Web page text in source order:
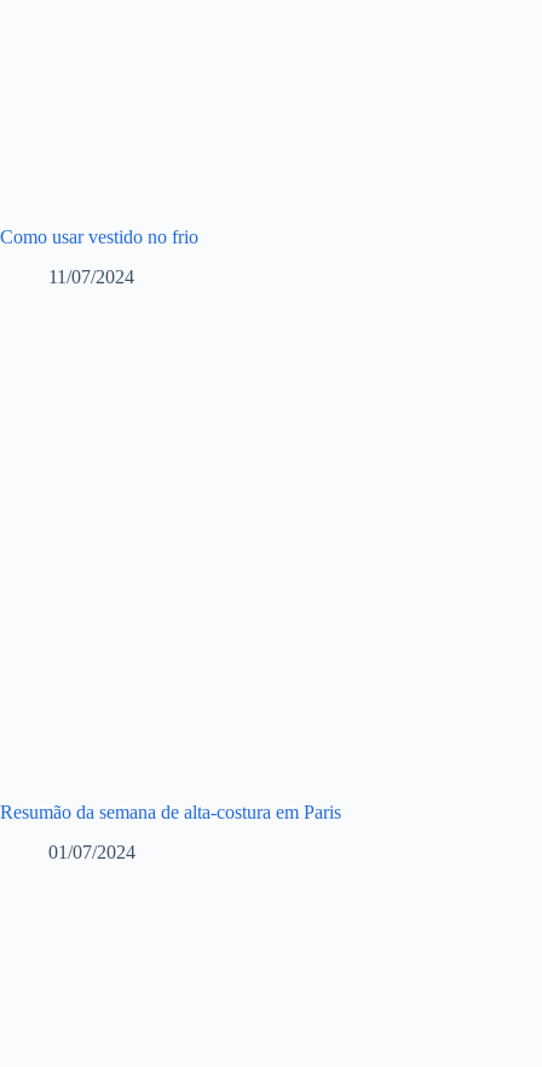
Como usar vestido no frio
11/07/2024
Resumão da semana de alta-costura em Paris
01/07/2024